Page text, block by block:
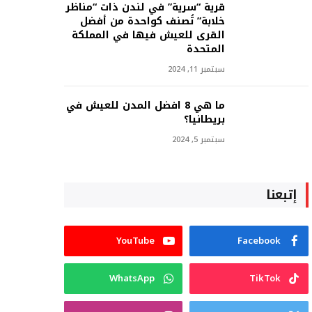
قرية “سرية” في لندن ذات “مناظر
خلابة” تُصنف كواحدة من أفضل
القرى للعيش فيها في المملكة
المتحدة
سبتمبر 11, 2024
ما هي 8 افضل المدن للعيش في
بريطانيا؟
سبتمبر 5, 2024
إتبعنا
Facebook
YouTube
TikTok
WhatsApp